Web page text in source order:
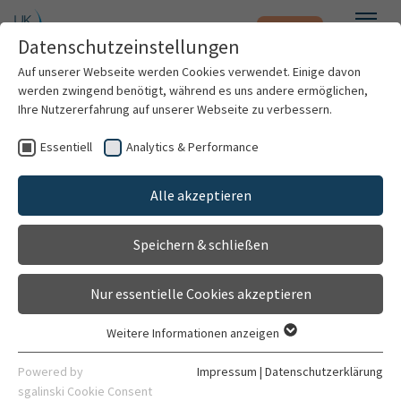
Zum Hauptinhalt springen Notfall
Patienten & Besucher
Kliniken & Institute
Forschung
Karriere
Henry Schirok, M.Sc.
Wiss. Mitarbeiter
AG Persönlichkeitsstörungen
Datenschutzeinstellungen
Auf unserer Webseite werden Cookies verwendet. Einige davon
werden zwingend benötigt, während es uns andere ermöglichen,
Ihre Nutzererfahrung auf unserer Webseite zu verbessern.
Essentiell Analytics & Performance
Alle akzeptieren
Speichern & schließen
Nur essentielle Cookies akzeptieren
Essentielle Cookies werden für grundlegende Funktionen der
Webseite benötigt. Dadurch ist gewährleistet, dass die
Weitere Informationen anzeigen
Powered by
sgalinski Cookie Consent
Impressum | Datenschutzerklärung